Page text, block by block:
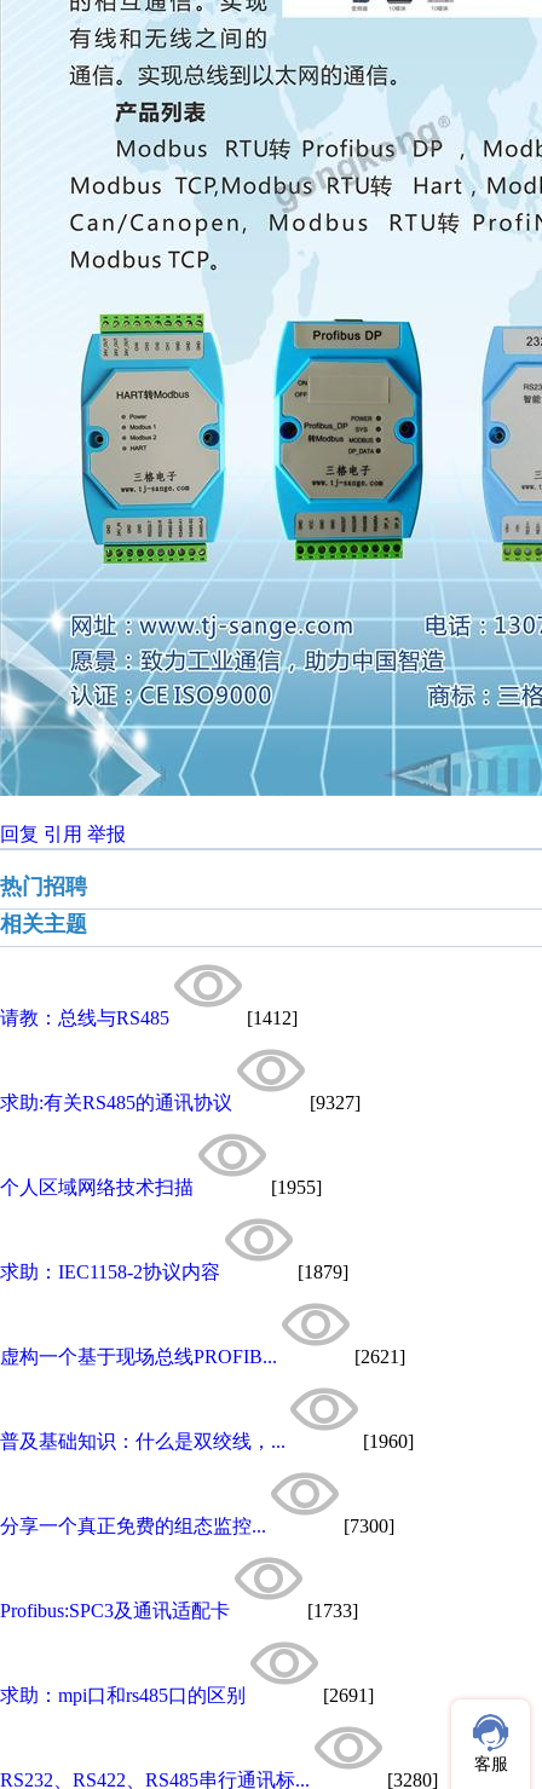
回复 引用 举报
热门招聘
相关主题
请教：总线与RS485 [1412]
求助:有关RS485的通讯协议 [9327]
个人区域网络技术扫描 [1955]
求助：IEC1158-2协议内容 [1879]
虚构一个基于现场总线PROFIB... [2621]
普及基础知识：什么是双绞线，... [1960]
分享一个真正免费的组态监控... [7300]
Profibus:SPC3及通讯适配卡 [1733]
求助：mpi口和rs485口的区别 [2691]
RS232、RS422、RS485串行通讯标... [3280]
客服